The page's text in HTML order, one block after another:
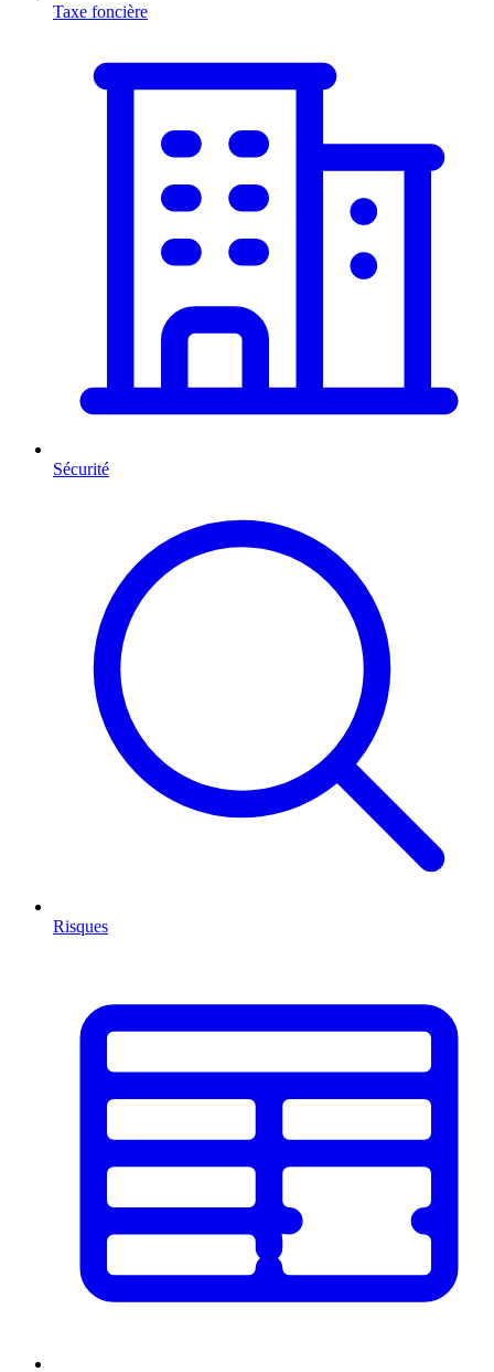
Taxe foncière
Sécurité
Risques